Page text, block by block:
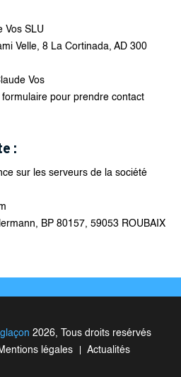
Vos SLU
Velle, 8 La Cortinada, AD 300
Vos
pour prendre contact
:
sur les serveurs de la société
BP 80157, 59053 ROUBAIX
2026, Tous droits resérvés
légales Actualités